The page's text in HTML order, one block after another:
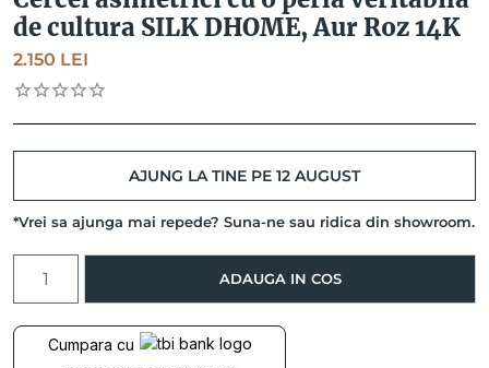
de cultura SILK DHOME, Aur Roz 14K
2.150 LEI
AJUNG LA TINE PE 12 AUGUST
*Vrei sa ajunga mai repede? Suna-ne sau ridica din showroom.
Cercei
asimetrici
cu
ADAUGA IN COS
Cumpara cu